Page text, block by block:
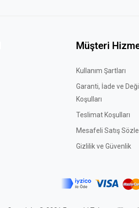
Müşteri
Kullanım Şartları
Garanti, İade ve
Koşulları
Teslimat Koşulları
Mesafeli Satış
Gizlilik ve Güvenlik